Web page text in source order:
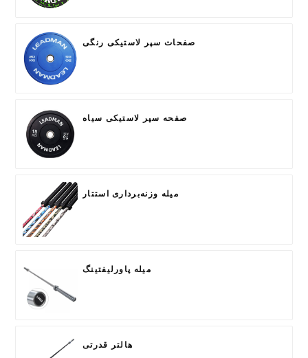
صفحات سپر لاستیکی رنگی
صفحه سپر لاستیکی سیاه
میله وزنه‌برداری استتار
میله پاورلیفتینگ
هالتر قدرتی